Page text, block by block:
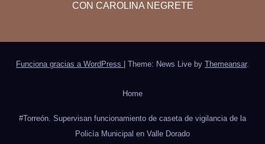
CON CAROLINA NEGRETE
Funciona gracias a WordPress Theme: News Live by Themeansar.
Home
#Torreón. Supervisan funcionamiento de caseta de vigilancia de la
Policía Municipal en Valle Dorado